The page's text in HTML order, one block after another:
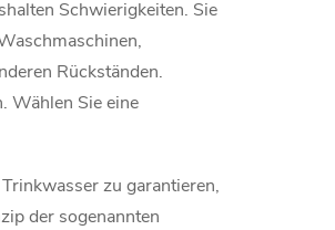
Schwierigkeiten. Sie
Rückständen.
Wählen Sie eine
zu garantieren,
der sogenannten